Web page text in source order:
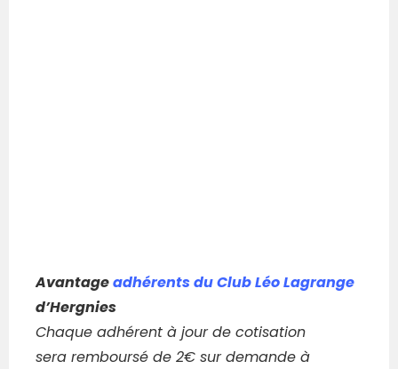
Avantageadhérents du Club Léo Lagrange
d’Hergnies
Chaque adhérent à jour de cotisation
sera remboursé de 2€ sur demande à